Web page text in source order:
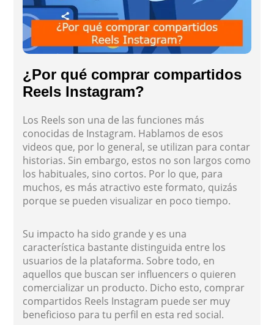
¿Por qué comprar compartidos
Reels Instagram?
Los Reels son una de las funciones más
conocidas de Instagram. Hablamos de esos
videos que, por lo general, se utilizan para contar
historias. Sin embargo, estos no son largos como
los habituales, sino cortos. Por lo que, para
muchos, es más atractivo este formato, quizás
porque se pueden visualizar en poco tiempo.
Su impacto ha sido grande y es una
característica bastante distinguida entre los
usuarios de la plataforma. Sobre todo, en
aquellos que buscan ser influencers o quieren
comercializar un producto. Dicho esto, comprar
compartidos Reels Instagram puede ser muy
beneficioso para tu perfil en esta red social.